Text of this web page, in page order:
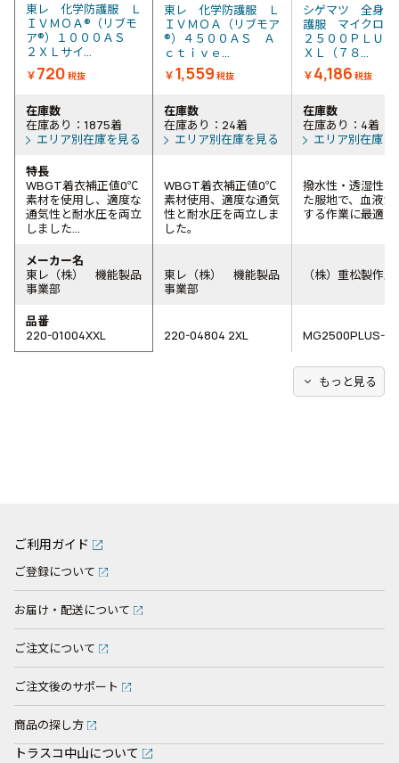
東レ 化学防護服 Ｌ
ＩＶＭＯＡ®（リブモ
ア®）１０００ＡＳ
２ＸＬサイ...
￥720 税抜
東レ 化学防護服 Ｌ
ＩＶＭＯＡ（リブモア
®）４５００ＡＳ Ａ
ｃｔｉｖｅ...
￥1,559 税抜
シゲマツ 全身化
護服 マイクロガ
２５００ＰＬＵ
ＸＬ（７８...
￥4,186 税抜
在庫数
在庫あり：1875着
エリア別在庫を見る
在庫数
在庫あり：24着
エリア別在庫を見る
在庫数
在庫あり：4着
エリア別在庫を
特長
WBGT着衣補正値0℃
素材を使用し、適度な
通気性と耐水圧を両立
しました...
WBGT着衣補正値0℃
素材使用、適度な通気
性と耐水圧を両立しま
した。
撥水性・透湿性に
た服地で、血液が
する作業に最適で
メーカー名
東レ（株） 機能製品
事業部
東レ（株） 機能製品
事業部
（株）重松製作所
品番
220-01004XXL
220-04804 2XL MG2500PLUS-
expand_more もっと見る
ご利用ガイド
ご登録について
お届け・配送について
ご注文について
ご注文後のサポート
商品の探し方
トラスコ中山について